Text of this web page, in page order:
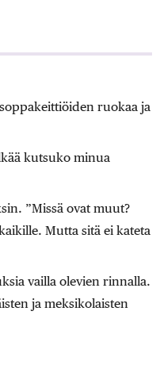
ruokaa ja
kutsuko minua
”Missä ovat muut?
Mutta sitä ei kateta
vailla olevien rinnalla.
ja meksikolaisten